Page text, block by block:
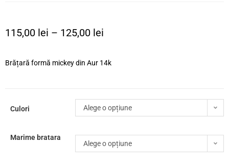
115,00 lei – 125,00 lei
Brățară formă mickey din Aur 14k
Culori Alege o opțiune
Marime bratara
Alege o opțiune